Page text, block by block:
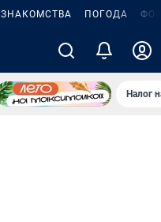
ЗНАКОМСТВА ПОГОДА
Налог